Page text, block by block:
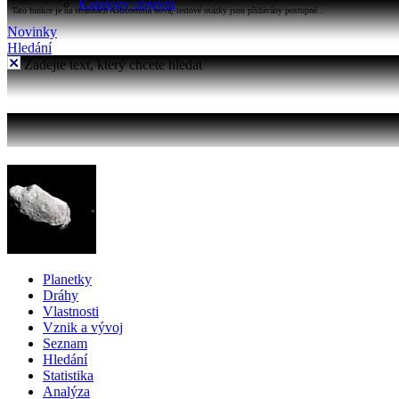
Katalogy objektů
Tato funkce je na stránkách Astronomia nová, testové otázky jsou přidávány postupně...
Novinky
Hledání
Zadejte text, který chcete hledat
Planetky
Dráhy
Vlastnosti
Vznik a vývoj
Seznam
Hledání
Statistika
Analýza